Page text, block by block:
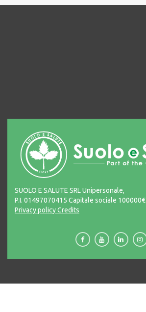
SUOLO E SALUTE SRL Unipersonale,
P.I. 01497070415 Capitale sociale 100000€
Privacy policyCredits